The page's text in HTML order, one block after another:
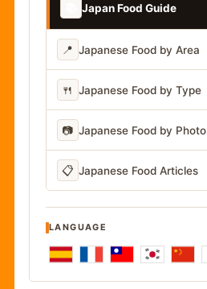
Japan Food Guide
📍 Japanese Food by Area
🍴 Japanese Food by Type
📷 Japanese Food by Photo
📋 Japanese Food Articles
LANGUAGE